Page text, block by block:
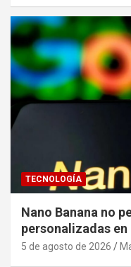
TECNOLOGÍA
Nano Banana no
personalizadas en
5 de agosto de 2026